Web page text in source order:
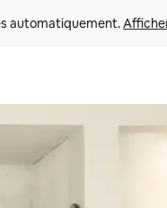
automatiquement.